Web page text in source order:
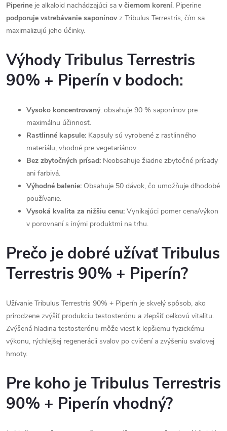
Piperine je alkaloid nachádzajúci sa v čiernom korení. Piperine
podporuje vstrebávanie saponínov z Tribulus Terrestris, čím sa
maximalizujú jeho účinky.
Výhody Tribulus Terrestris
90% + Piperín v bodoch:
Vysoko koncentrovaný: obsahuje 90 % saponínov pre
maximálnu účinnosť.
Rastlinné kapsule: Kapsuly sú vyrobené z rastlinného
materiálu, vhodné pre vegetariánov.
Bez zbytočných prísad: Neobsahuje žiadne zbytočné prísady
ani farbivá.
Výhodné balenie: Obsahuje 50 dávok, čo umožňuje dlhodobé
používanie.
Vysoká kvalita za nižšiu cenu: Vynikajúci pomer cena/výkon
v porovnaní s inými produktmi na trhu.
Prečo je dobré užívať Tribulus
Terrestris 90% + Piperín?
Užívanie Tribulus Terrestris 90% + Piperín je skvelý spôsob, ako
prirodzene zvýšiť produkciu testosterónu a zlepšiť celkovú vitalitu.
Zvýšená hladina testosterónu môže viesť k lepšiemu fyzickému
výkonu, rýchlejšej regenerácii svalov po cvičení a zvýšeniu svalovej
hmoty.
Pre koho je Tribulus Terrestris
90% + Piperín vhodný?